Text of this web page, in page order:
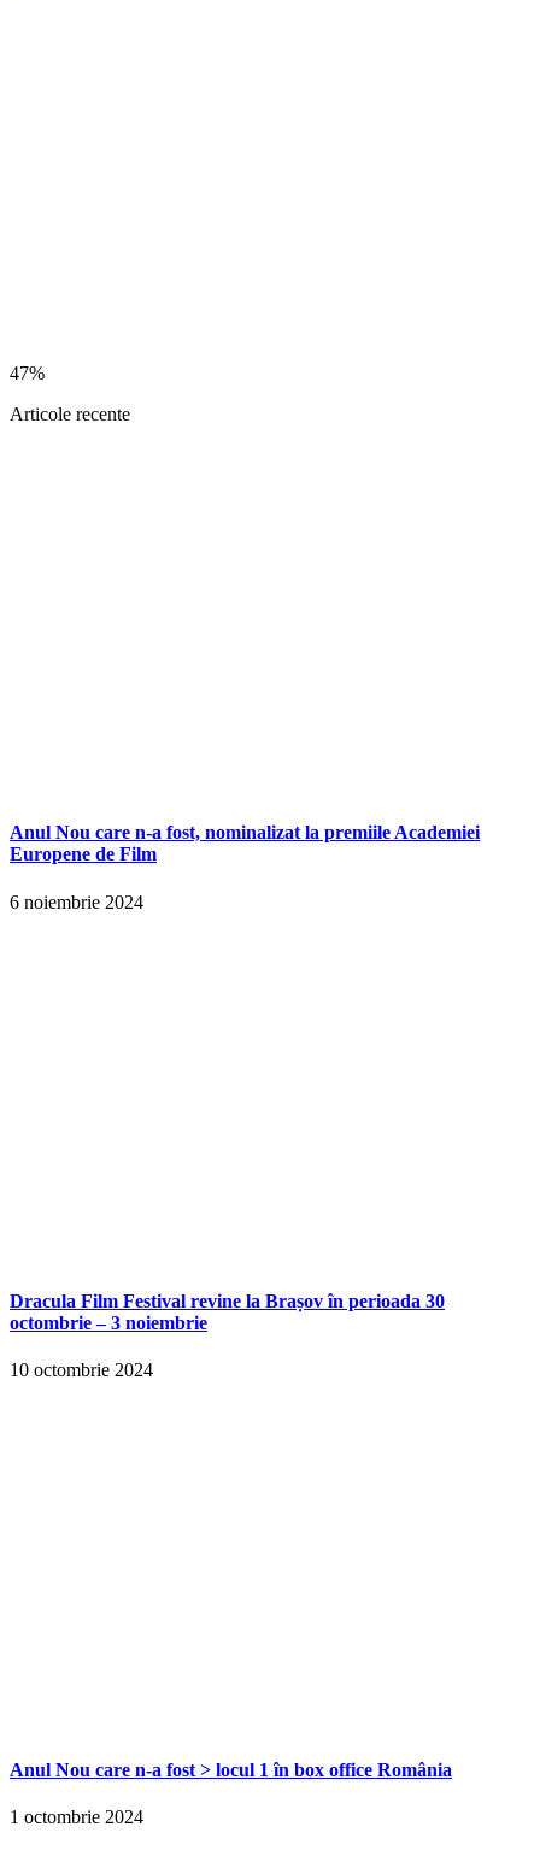
47%
Articole recente
Anul Nou care n-a fost, nominalizat la premiile Academiei
Europene de Film
6 noiembrie 2024
Dracula Film Festival revine la Brașov în perioada 30
octombrie – 3 noiembrie
10 octombrie 2024
Anul Nou care n-a fost > locul 1 în box office România
1 octombrie 2024